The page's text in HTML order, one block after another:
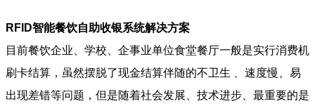
RFID智能餐饮自助收银系统解决方案
目前餐饮企业、学校、企事业单位食堂餐厅一般是实行消费机
刷卡结算，虽然摆脱了现金结算伴随的不卫生 、速度慢、易
出现差错等问题，但是随着社会发展、技术进步、最重要的是